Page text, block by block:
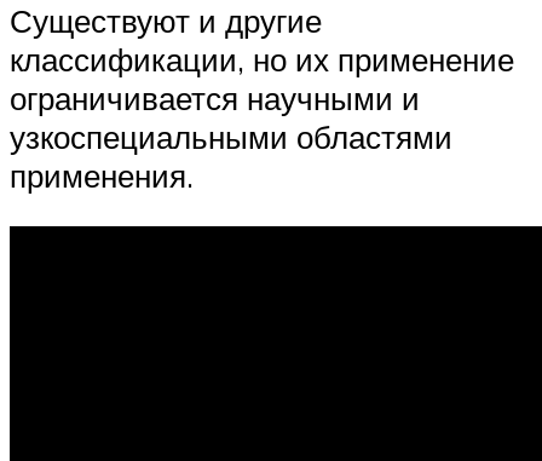
Существуют и другие
классификации, но их применение
ограничивается научными и
узкоспециальными областями
применения.